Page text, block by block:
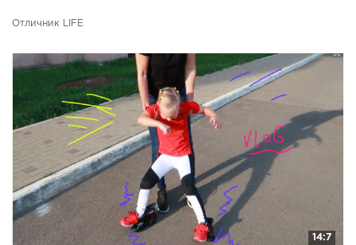
Отличник LIFE
14:7